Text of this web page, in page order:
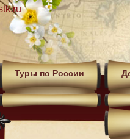
Туры по России